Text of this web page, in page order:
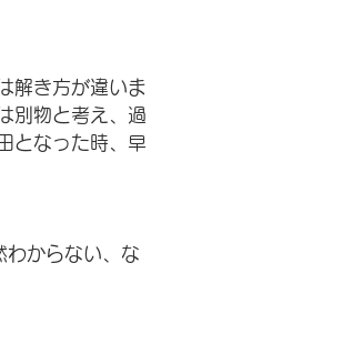
解き方が違いま
別物と考え、過
となった時、早
わからない、な